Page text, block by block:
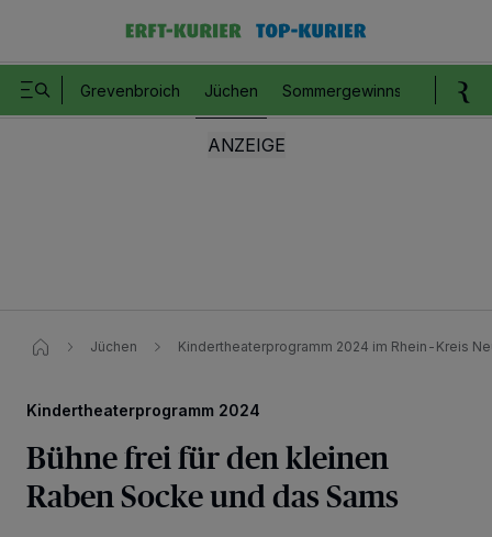
Grevenbroich Jüchen Sommergewinnspiel
Jüchen Kindertheaterprogramm 2024 im Rhein-Kreis
Kindertheaterprogramm 2024
Bühne frei für den kleinen
Raben Socke und das Sams
Wir und unsere 218-Partner speichern und greifen auf personenbezogene Daten